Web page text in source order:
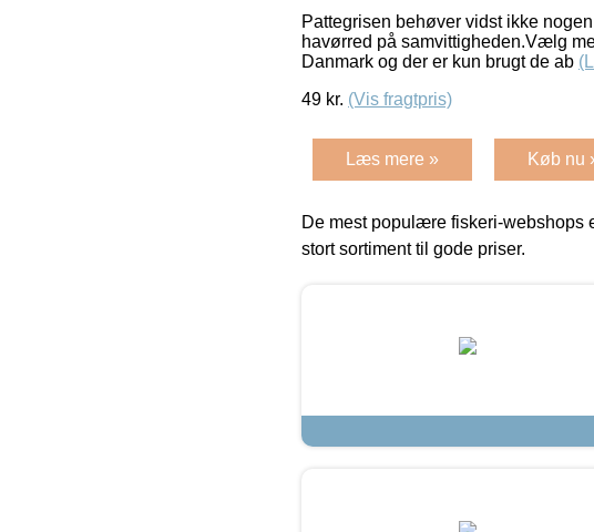
Pattegrisen behøver vidst ikke
havørred på samvittigheden.Vælg
Danmark og der er kun brugt de ab
49 kr. (Vis fragtpris)
Læs mere » Køb nu
De mest populære fiskeri-webshops
stort sortiment til gode priser.